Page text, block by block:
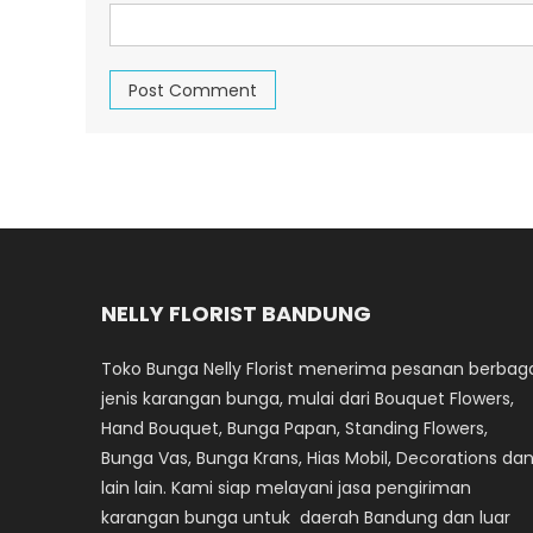
NELLY FLORIST BANDUNG
Toko Bunga Nelly Florist menerima pesanan
jenis karangan bunga, mulai dari Bouquet Flowers,
Hand Bouquet, Bunga Papan, Standing Flowers,
Bunga Vas, Bunga Krans, Hias Mobil, Decorations dan
lain lain. Kami siap melayani jasa pengiriman
karangan bunga untuk daerah Bandung dan luar